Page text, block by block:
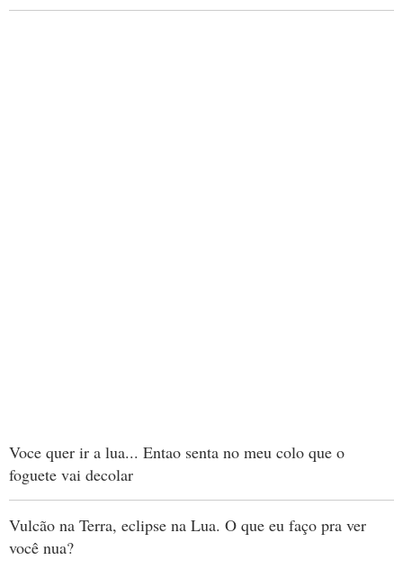
Voce quer ir a lua... Entao senta no meu colo que o
foguete vai decolar
Vulcão na Terra, eclipse na Lua. O que eu faço pra ver
você nua?